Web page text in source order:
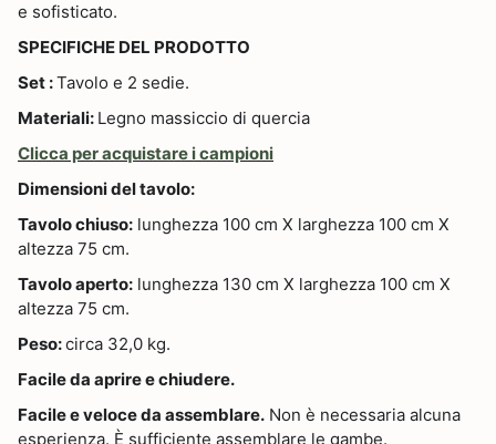
e sofisticato.
SPECIFICHE DEL PRODOTTO
Set :Tavolo e 2 sedie.
Materiali: Legno massiccio di quercia
Clicca per acquistare i campioni
Dimensioni del tavolo:
Tavolo chiuso: lunghezza 100 cm X larghezza 100 cm X
altezza 75 cm.
Tavolo aperto: lunghezza 130 cm X larghezza 100 cm X
altezza 75 cm.
Peso:circa 32,0 kg.
Facile da aprire e chiudere.
Facile e veloce da assemblare. Non è necessaria alcuna
esperienza. È sufficiente assemblare le gambe.